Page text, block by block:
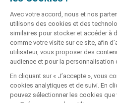
paiement & Intermédiaire en
banque et services de paiement
réassurance (COA), Mandataire
immatriculé sous le n°ORIAS 07 036
Société soumise au contrôle de
Résolution (ACPR), dont l'adresse
92459, 75436 Paris Cedex 09
www.acpr.banque-france.fr.
Site enregistré auprès de la CNIL